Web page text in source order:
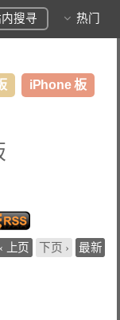
搜寻 热门
iPhone 板
‹ 上页 下页 ›
最新